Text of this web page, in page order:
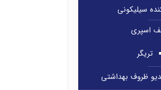
سیلیکونی
اسپری
تریگر
ظروف بهداشتی